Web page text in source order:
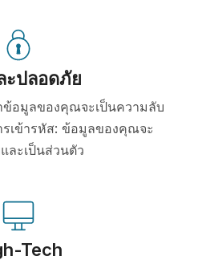
ะปลอดภัย
อมูลของคุณจะเป็นความลับ
รเข้ารหัส: ข้อมูลของคุณจะ
ละเป็นส่วนตัว
Tech